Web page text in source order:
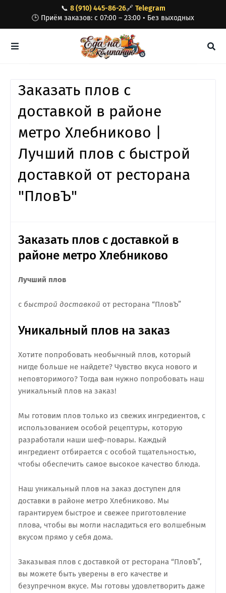
📞 8 (910) 445-86-26🔗 Telegram
🕒 Приём заказов: с 07:00 – 23:00 • Без выходных
Заказать плов с
доставкой в районе
метро Хлебниково |
Лучший плов с быстрой
доставкой от ресторана
"ПловЪ"
Заказать плов с доставкой в
районе метро Хлебниково
Лучший плов
с быстрой доставкой от ресторана “ПловЪ”
Уникальный плов на заказ
Хотите попробовать необычный плов, который
нигде больше не найдете? Чувство вкуса нового и
неповторимого? Тогда вам нужно попробовать наш
уникальный плов на заказ!
Мы готовим плов только из свежих ингредиентов, с
использованием особой рецептуры, которую
разработали наши шеф-повары. Каждый
ингредиент отбирается с особой тщательностью,
чтобы обеспечить самое высокое качество блюда.
Наш уникальный плов на заказ доступен для
доставки в районе метро Хлебниково. Мы
гарантируем быстрое и свежее приготовление
плова, чтобы вы могли насладиться его волшебным
вкусом прямо у себя дома.
Заказывая плов с доставкой от ресторана “ПловЪ”,
вы можете быть уверены в его качестве и
безупречном вкусе. Мы готовы удовлетворить даже